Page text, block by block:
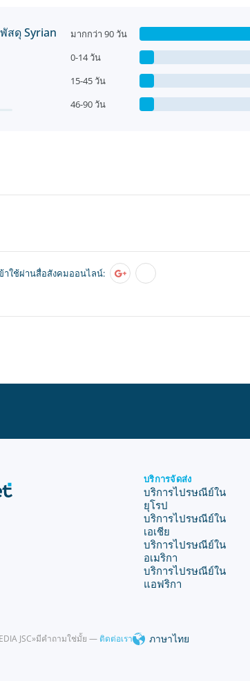
สดุ Syrian
มากกว่า 90 วัน
0-14 วัน
15-45 วัน
46-90 วัน
าใช้ผ่านสื่อสังคมออนไลน์:
บริการจัดส่ง
บริการไปรษณีย์ใน
ยุโรป
บริการไปรษณีย์ใน
เอเชีย
บริการไปรษณีย์ใน
อเมริกา
บริการไปรษณีย์ใน
แอฟริกา
JSC»มีคำถามใช่มั้ย — ติดต่อเรา ภาษาไทย